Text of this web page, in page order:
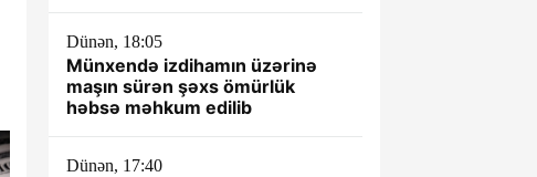
Dünən, 18:05
Münxendə izdihamın üzərinə
maşın sürən şəxs ömürlük
həbsə məhkum edilib
Dünən, 17:40